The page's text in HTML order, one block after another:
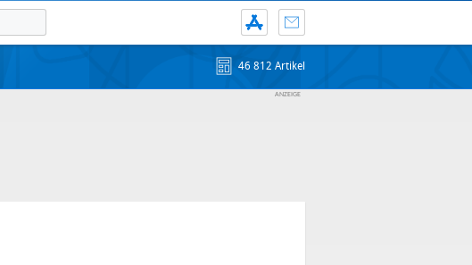
46 812 Artikel